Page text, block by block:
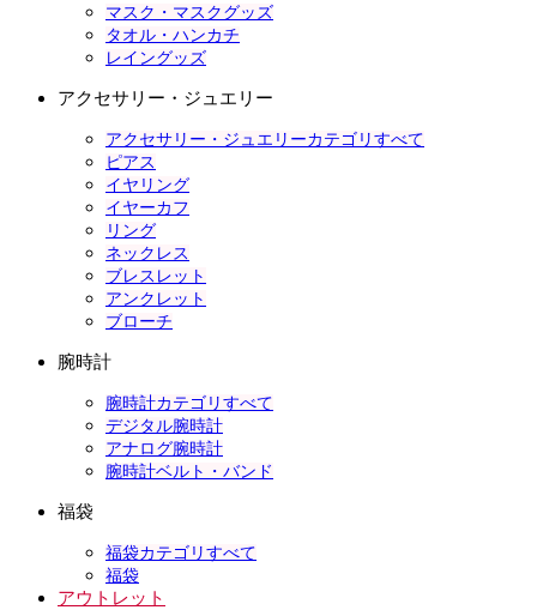
マスク・マスクグッズ
タオル・ハンカチ
レイングッズ
アクセサリー・ジュエリー
アクセサリー・ジュエリーカテゴリすべて
ピアス
イヤリング
イヤーカフ
リング
ネックレス
ブレスレット
アンクレット
ブローチ
腕時計
腕時計カテゴリすべて
デジタル腕時計
アナログ腕時計
腕時計ベルト・バンド
福袋
福袋カテゴリすべて
福袋
アウトレット